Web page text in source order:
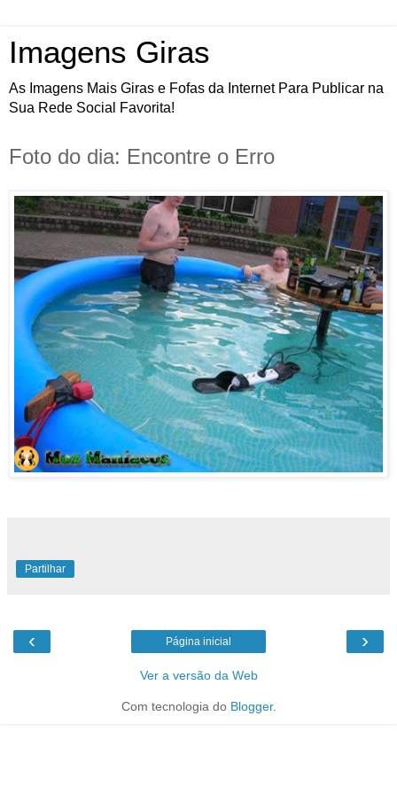
Imagens Giras
As Imagens Mais Giras e Fofas da Internet Para Publicar na
Sua Rede Social Favorita!
Foto do dia: Encontre o Erro
Partilhar
‹ ›
Página inicial
Ver a versão da Web
Com tecnologia do Blogger.